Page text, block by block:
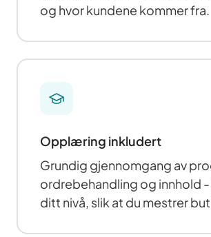
og hvor kundene kommer fra.
Opplæring inkludert
Grundig gjennomgang av
ordrebehandling og innhold
ditt nivå, slik at du mestrer